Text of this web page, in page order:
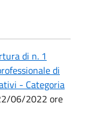
di n. 1
di
- Categoria
06/2022 ore